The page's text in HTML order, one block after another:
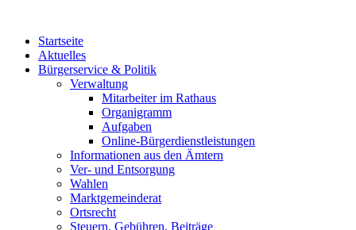
Startseite
Aktuelles
Bürgerservice & Politik
Verwaltung
Mitarbeiter im Rathaus
Organigramm
Aufgaben
Online-Bürgerdienstleistungen
Informationen aus den Ämtern
Ver- und Entsorgung
Wahlen
Marktgemeinderat
Ortsrecht
Steuern, Gebühren, Beiträge